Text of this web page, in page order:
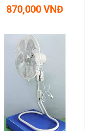
870,000 VNĐ